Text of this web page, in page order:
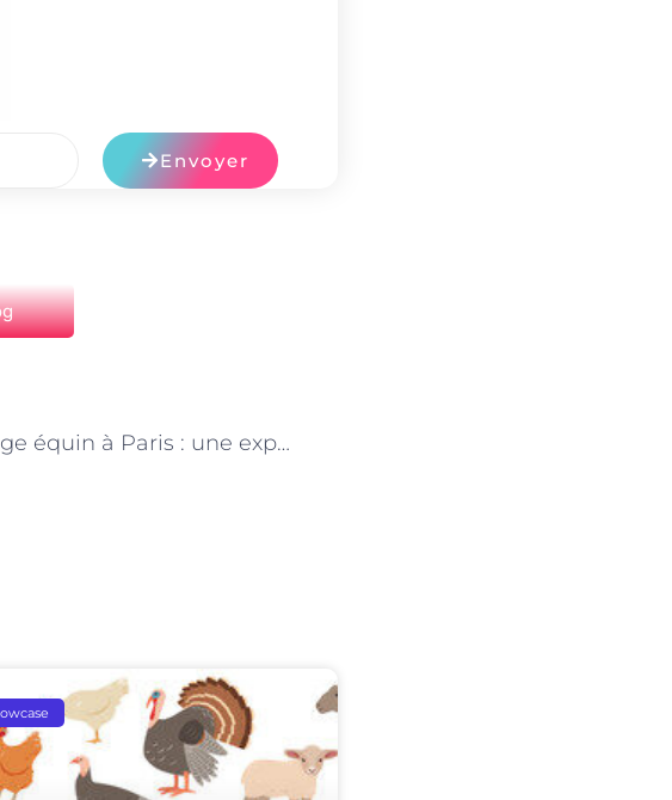
Envoyer
Le toilettage équin à Paris : une expertise au service des champions